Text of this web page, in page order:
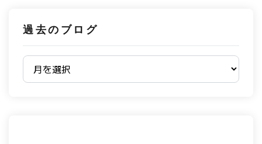
過去のブログ
過去のブログ